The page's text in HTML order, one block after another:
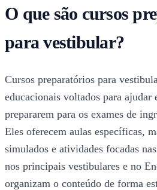
O que são cursos
para vestibular?
Cursos preparatórios para
educacionais voltados para ajudar
prepararem para os exames de
Eles oferecem aulas específicas,
simulados e atividades focadas
nos principais vestibulares e no
organizam o conteúdo de forma